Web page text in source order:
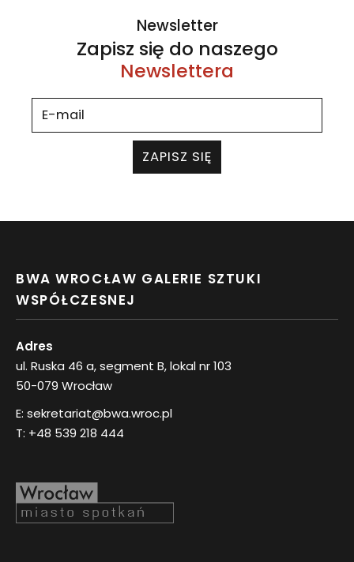
Newsletter
Zapisz się do naszego
Newslettera
ZAPISZ SIĘ
BWA WROCŁAW GALERIE SZTUKI
WSPÓŁCZESNEJ
Adres
ul. Ruska 46 a, segment B, lokal nr 103
50-079 Wrocław
E: sekretariat@bwa.wroc.pl
T: +48 539 218 444